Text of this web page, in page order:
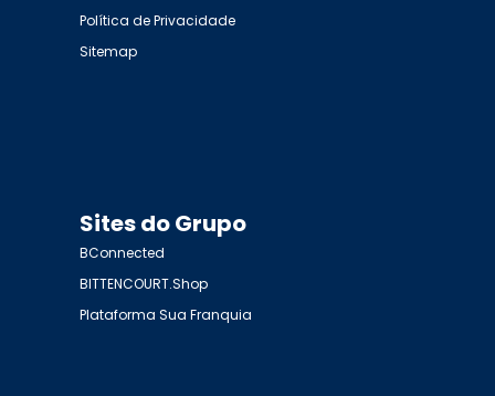
Política de Privacidade
Sitemap
Sites do Grupo
BConnected
BITTENCOURT.Shop
Plataforma Sua Franquia